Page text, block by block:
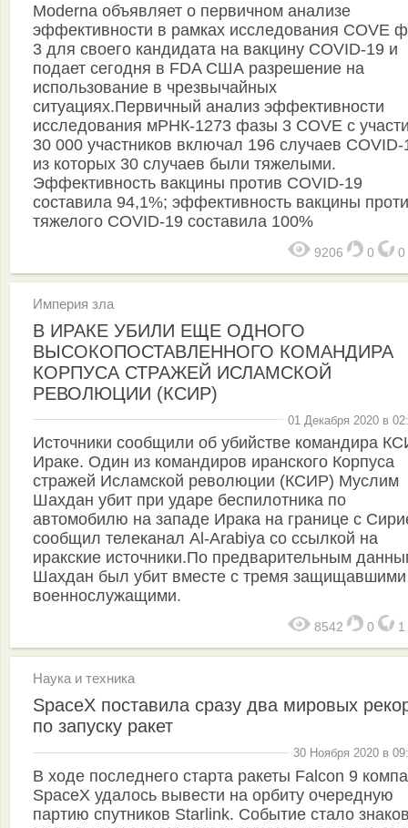
Moderna объявляет о первичном анализе
эффективности в рамках исследования COVE
3 для своего кандидата на вакцину COVID-19 и
подает сегодня в FDA США разрешение на
использование в чрезвычайных
ситуациях.Первичный анализ эффективности
исследования мРНК-1273 фазы 3 COVE с
30 000 участников включал 196 случаев COVID-
из которых 30 случаев были тяжелыми.
Эффективность вакцины против COVID-19
составила 94,1%; эффективность вакцины
тяжелого COVID-19 составила 100%
9206 0 0
Империя зла
В ИРАКЕ УБИЛИ ЕЩЕ ОДНОГО
ВЫСОКОПОСТАВЛЕННОГО КОМАНДИРА
КОРПУСА СТРАЖЕЙ ИСЛАМСКОЙ
РЕВОЛЮЦИИ (КСИР)
01 Декабря 2020 в
Источники сообщили об убийстве командира
Ираке. Один из командиров иранского Корпуса
стражей Исламской революции (КСИР) Муслим
Шахдан убит при ударе беспилотника по
автомобилю на западе Ирака на границе с
сообщил телеканал Al-Arabiya со ссылкой на
иракские источники.По предварительным
Шахдан был убит вместе с тремя защищавшими
военнослужащими.
8542 0 1
Наука и техника
SpaceX поставила сразу два мировых
по запуску ракет
30 Ноября 2020 в
В ходе последнего старта ракеты Falcon 9
SpaceX удалось вывести на орбиту очередную
партию спутников Starlink. Событие стало